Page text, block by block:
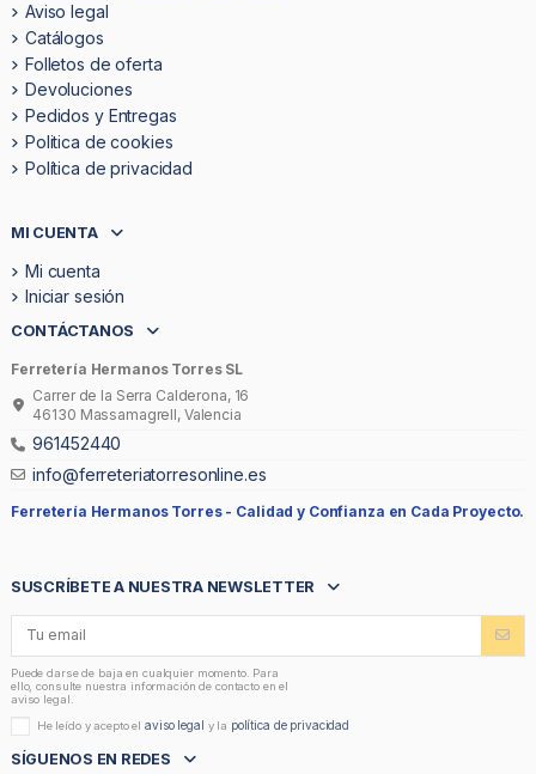
Aviso legal
Catálogos
Folletos de oferta
Devoluciones
Pedidos y Entregas
Politica de cookies
Política de privacidad
MI CUENTA
Mi cuenta
Iniciar sesión
CONTÁCTANOS
Ferretería Hermanos Torres SL
Carrer de la Serra Calderona, 16
46130 Massamagrell, Valencia
961452440
info@ferreteriatorresonline.es
Ferretería Hermanos Torres - Calidad y Confianza en Cada Proyecto.
SUSCRÍBETE A NUESTRA NEWSLETTER
Puede darse de baja en cualquier momento. Para
ello, consulte nuestra información de contacto en el
aviso legal.
He leído y acepto elaviso legal y la política de privacidad
SÍGUENOS EN REDES